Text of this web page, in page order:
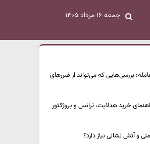
جمعه ۱۶ مرداد ۱۴۰۵
بررسی‌هایی که می‌تواند از ضررهای
خرید هدلایت، ترانس و پروژکتور
و آتش نشانی نیاز دارد؟